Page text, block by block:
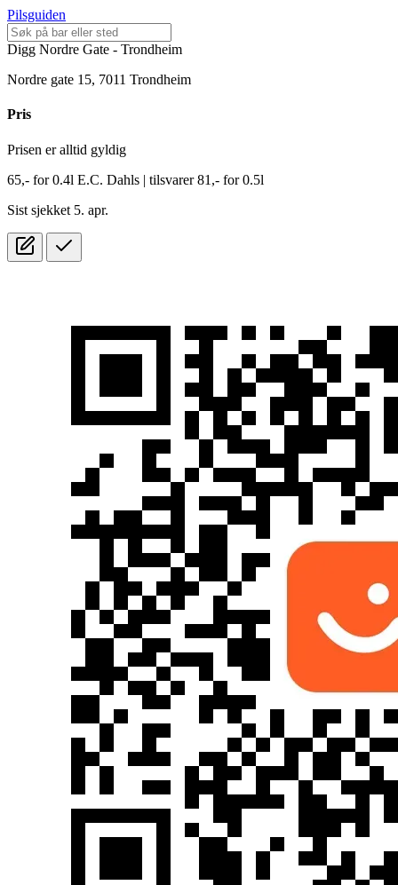
Pilsguiden
Digg Nordre Gate - Trondheim
Nordre gate 15, 7011 Trondheim
Pris
Prisen er alltid gyldig
65,- for0.4l E.C. Dahls | tilsvarer 81,- for 0.5l
Sist sjekket 5. apr.